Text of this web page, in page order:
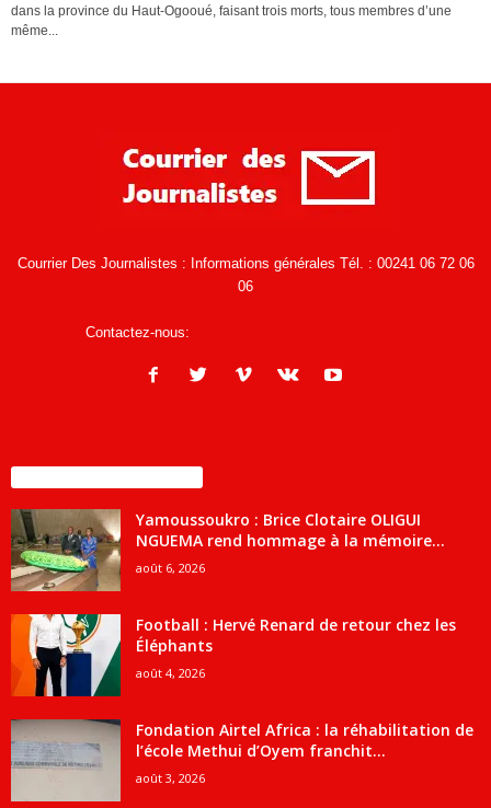
dans la province du Haut-Ogooué, faisant trois morts, tous membres d’une
même...
Courrier Des Journalistes : Informations générales Tél. : 00241 06 72 06
06
Contactez-nous:
Yamoussoukro : Brice Clotaire OLIGUI
NGUEMA rend hommage à la mémoire...
août 6, 2026
Football : Hervé Renard de retour chez les
Éléphants
août 4, 2026
Fondation Airtel Africa : la réhabilitation de
l’école Methui d’Oyem franchit...
août 3, 2026